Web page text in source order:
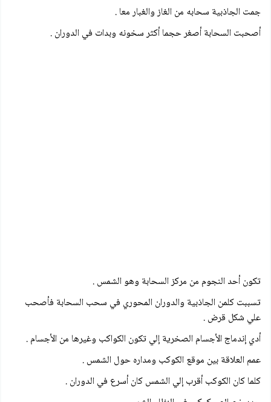
جمت الجاذبية سحابه من الغاز والغبار معا .
أصحبت السحابة أصغر حجما أكثر سخونه وبدات في الدوران .
تكون أحد النجوم من مركز السحابة وهو الشمس .
تسببت كلمن الجاذبية والدوران المحوري في سحب السحابة فأصحب
علي شكل قرض .
أدي إندماج الأجسام الصخرية إلي تكون الكواكب وغيرها من الأجسام .
عمم العلاقة بين موقع الكوكب ومداره حول الشمس .
كلما كان الكوكب أقرب إلي الشمس كان أسرع في الدوران .